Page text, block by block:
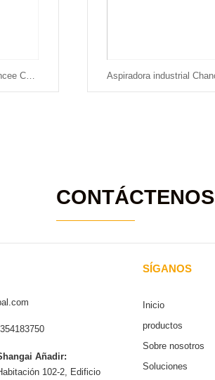
Aspiradora industrial Chancee CG55100
CONTÁCTENOS
Añadir:
102-2, Edificio
SÍGANOS
Inicio
productos
Sobre nosotros
Soluciones